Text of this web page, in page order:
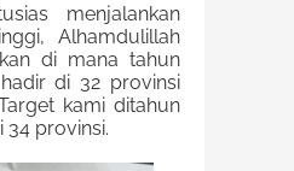
menjalankan
Alhamdulillah
di mana tahun
di 32 provinsi
kami ditahun
provinsi.